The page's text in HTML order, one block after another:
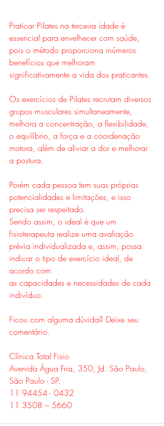
Praticar Pilates na terceira idade é
essencial para envelhecer com saúde,
pois o método proporciona inúmeros
benefícios que melhoram
significativamente a vida dos praticantes.
Os exercícios de Pilates recrutam diversos
grupos musculares simultaneamente,
melhora a concentração, a flexibilidade,
o equilíbrio, a força e a coordenação
motora, além de aliviar a dor e melhorar
a postura.
Porém cada pessoa tem suas próprias
potencialidades e limitações, e isso
precisa ser respeitado.
Sendo assim, o ideal é que um
fisioterapeuta realize uma avaliação
prévia individualizada e, assim, possa
indicar o tipo de exercício ideal, de
acordo com
as capacidades e necessidades de cada
indivíduo.
Ficou com alguma dúvida? Deixe seu
comentário.
Clínica Total Fisio
Avenida Água Fria, 350, Jd. São Paulo,
São Paulo - SP.
11 94454 - 0432
11 3508 – 5660